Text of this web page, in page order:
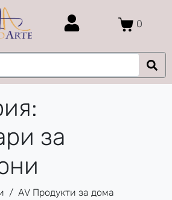
0
за
AV Продукти за дома